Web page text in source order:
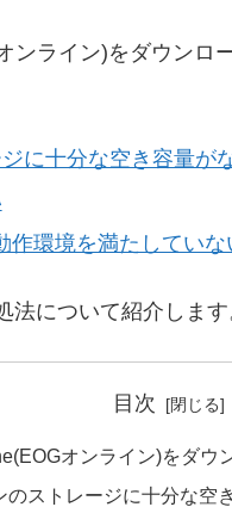
ンライン)をダウンロ
に十分な空き容量が
作環境を満たしていな
について紹介します
目次
オンライン)をダウ
のストレージに十分な空